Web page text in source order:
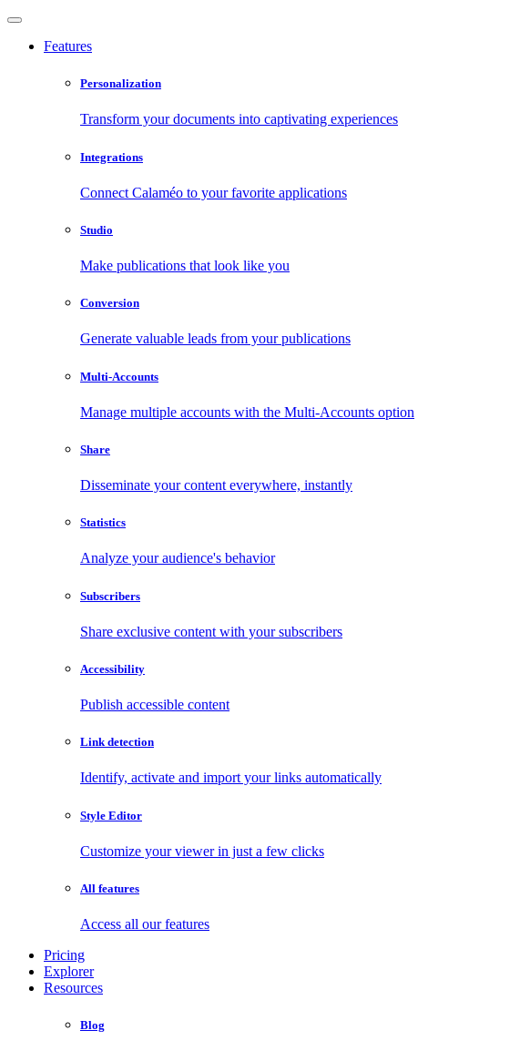
Features
Personalization
Transform your documents into captivating experiences
Integrations
Connect Calaméo to your favorite applications
Studio
Make publications that look like you
Conversion
Generate valuable leads from your publications
Multi-Accounts
Manage multiple accounts with the Multi-Accounts option
Share
Disseminate your content everywhere, instantly
Statistics
Analyze your audience's behavior
Subscribers
Share exclusive content with your subscribers
Accessibility
Publish accessible content
Link detection
Identify, activate and import your links automatically
Style Editor
Customize your viewer in just a few clicks
All features
Access all our features
Pricing
Explorer
Resources
Blog